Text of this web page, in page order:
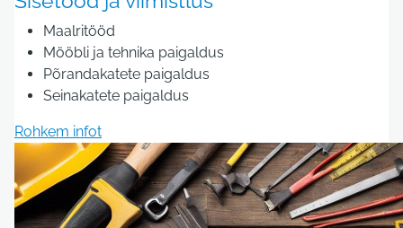
Maalritööd
Mööbli ja tehnika paigaldus
Põrandakatete paigaldus
Seinakatete paigaldus
Rohkem infot